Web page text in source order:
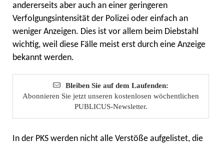
andererseits aber auch an einer geringeren
Verfolgungsintensität der Polizei oder einfach an
weniger Anzeigen. Dies ist vor allem beim Diebstahl
wichtig, weil diese Fälle meist erst durch eine Anzeige
bekannt werden.
Bleiben Sie auf dem Laufenden:
Abonnieren Sie jetzt unseren kostenlosen wöchentlichen
PUBLICUS-Newsletter.
In der PKS werden nicht alle Verstöße aufgelistet, die